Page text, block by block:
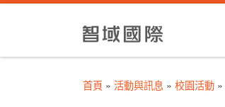
首頁 » 活動與訊息 » 校園活動 »